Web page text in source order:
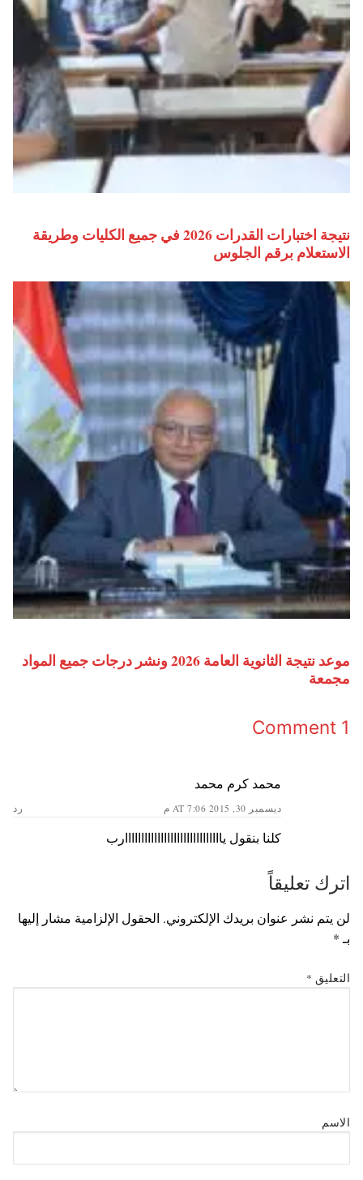
نتيجة اختبارات القدرات 2026 في جميع الكليات وطريقة
الاستعلام برقم الجلوس
موعد نتيجة الثانوية العامة 2026 ونشر درجات جميع المواد
مجمعة
1 Comment
محمد كرم محمد
ديسمبر 30, 2015 AT 7:06 م رد
كلنا بنقول ياااااااااااااااااااااااااااااارب
اترك تعليقاً
لن يتم نشر عنوان بريدك الإلكتروني. الحقول الإلزامية مشار إليها
بـ*
التعليق *
الاسم